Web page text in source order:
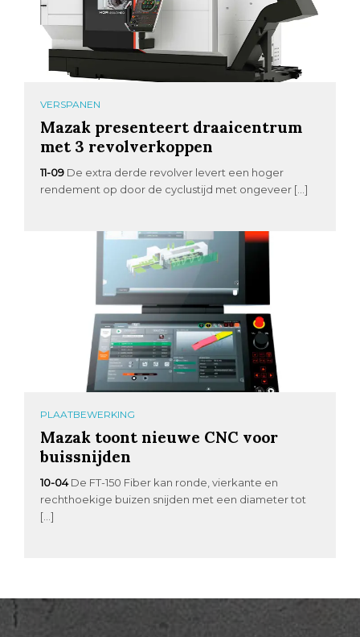
VERSPANEN
Mazak presenteert draaicentrum
met 3 revolverkoppen
11-09 De extra derde revolver levert een hoger
rendement op door de cyclustijd met ongeveer […]
PLAATBEWERKING
Mazak toont nieuwe CNC voor
buissnijden
10-04 De FT-150 Fiber kan ronde, vierkante en
rechthoekige buizen snijden met een diameter tot
[…]